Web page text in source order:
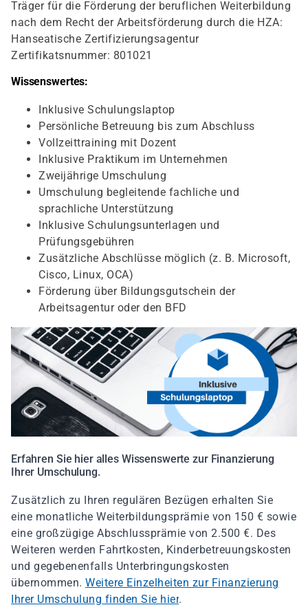
Träger für die Förderung der beruflichen Weiterbildung
nach dem Recht der Arbeitsförderung durch die HZA:
Hanseatische Zertifizierungsagentur
Zertifikatsnummer: 801021
Wissenswertes:
Inklusive Schulungslaptop
Persönliche Betreuung bis zum Abschluss
Vollzeittraining mit Dozent
Inklusive Praktikum im Unternehmen
Zweijährige Umschulung
Umschulung begleitende fachliche und
sprachliche Unterstützung
Inklusive Schulungsunterlagen und
Prüfungsgebühren
Zusätzliche Abschlüsse möglich (z. B. Microsoft,
Cisco, Linux, OCA)
Förderung über Bildungsgutschein der
Arbeitsagentur oder den BFD
Erfahren Sie hier alles Wissenswerte zur Finanzierung
Ihrer Umschulung.
Zusätzlich zu Ihren regulären Bezügen erhalten Sie
eine monatliche Weiterbildungsprämie von 150 € sowie
eine großzügige Abschlussprämie von 2.500 €. Des
Weiteren werden Fahrtkosten, Kinderbetreuungskosten
und gegebenenfalls Unterbringungskosten
übernommen. Weitere Einzelheiten zur Finanzierung
Ihrer Umschulung finden Sie hier.